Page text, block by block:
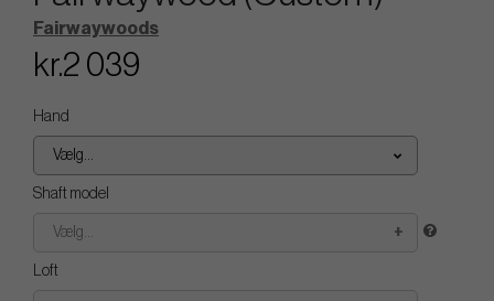
Fairwaywoods
kr.2 039
Hand
Vælg...
Shaft model
Vælg...
Loft